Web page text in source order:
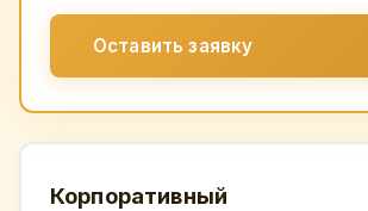
Оставить заявку
Корпоративный